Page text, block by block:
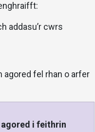
addasu’r cwrs
agored fel rhan o arfer
i feithrin